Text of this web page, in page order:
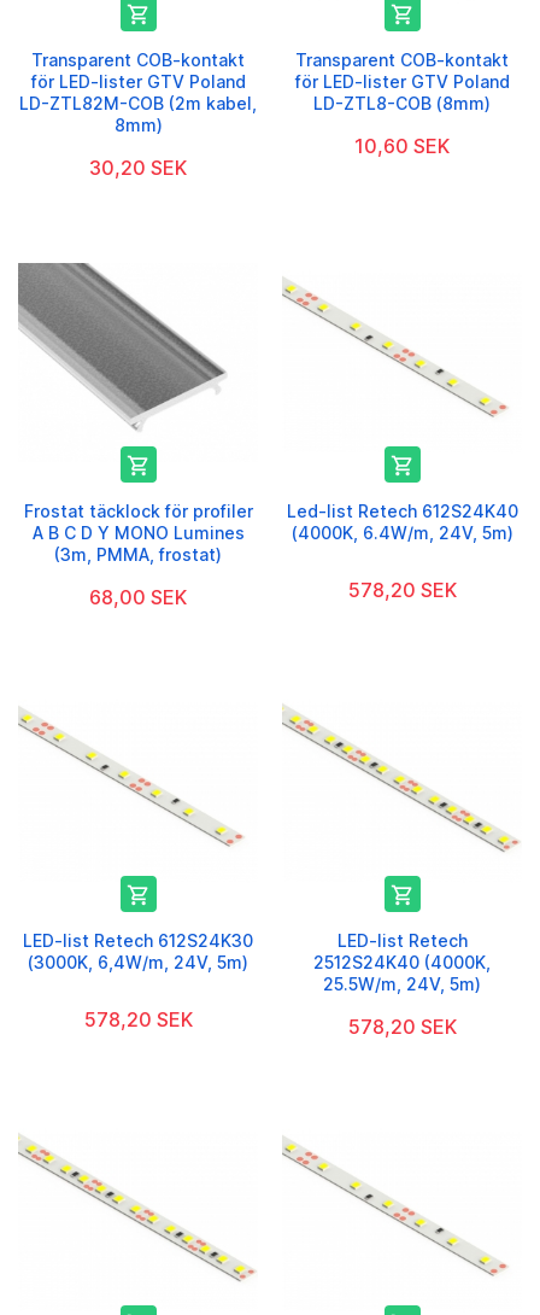

Transparent COB-kontakt
för LED-lister GTV Poland
LD-ZTL82M-COB (2m kabel,
8mm)
30,20 SEK

Transparent COB-kontakt
för LED-lister GTV Poland
LD-ZTL8-COB (8mm)
10,60 SEK

Frostat täcklock för profiler
A B C D Y MONO Lumines
(3m, PMMA, frostat)
68,00 SEK

Led-list Retech 612S24K40
(4000K, 6.4W/m, 24V, 5m)
578,20 SEK

LED-list Retech 612S24K30
(3000K, 6,4W/m, 24V, 5m)
578,20 SEK

LED-list Retech
2512S24K40 (4000K,
25.5W/m, 24V, 5m)
578,20 SEK